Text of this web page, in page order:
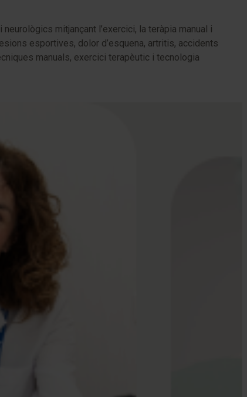
mitjançant l’exercici, la teràpia manual i
esportives, dolor d’esquena, artritis, accidents
manuals, exercici terapèutic i tecnologia